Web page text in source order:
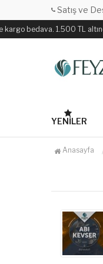
Satış ve
bedava. 1.500 TL
YENILER
Anasayfa